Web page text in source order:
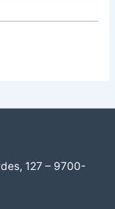
127 – 9700-